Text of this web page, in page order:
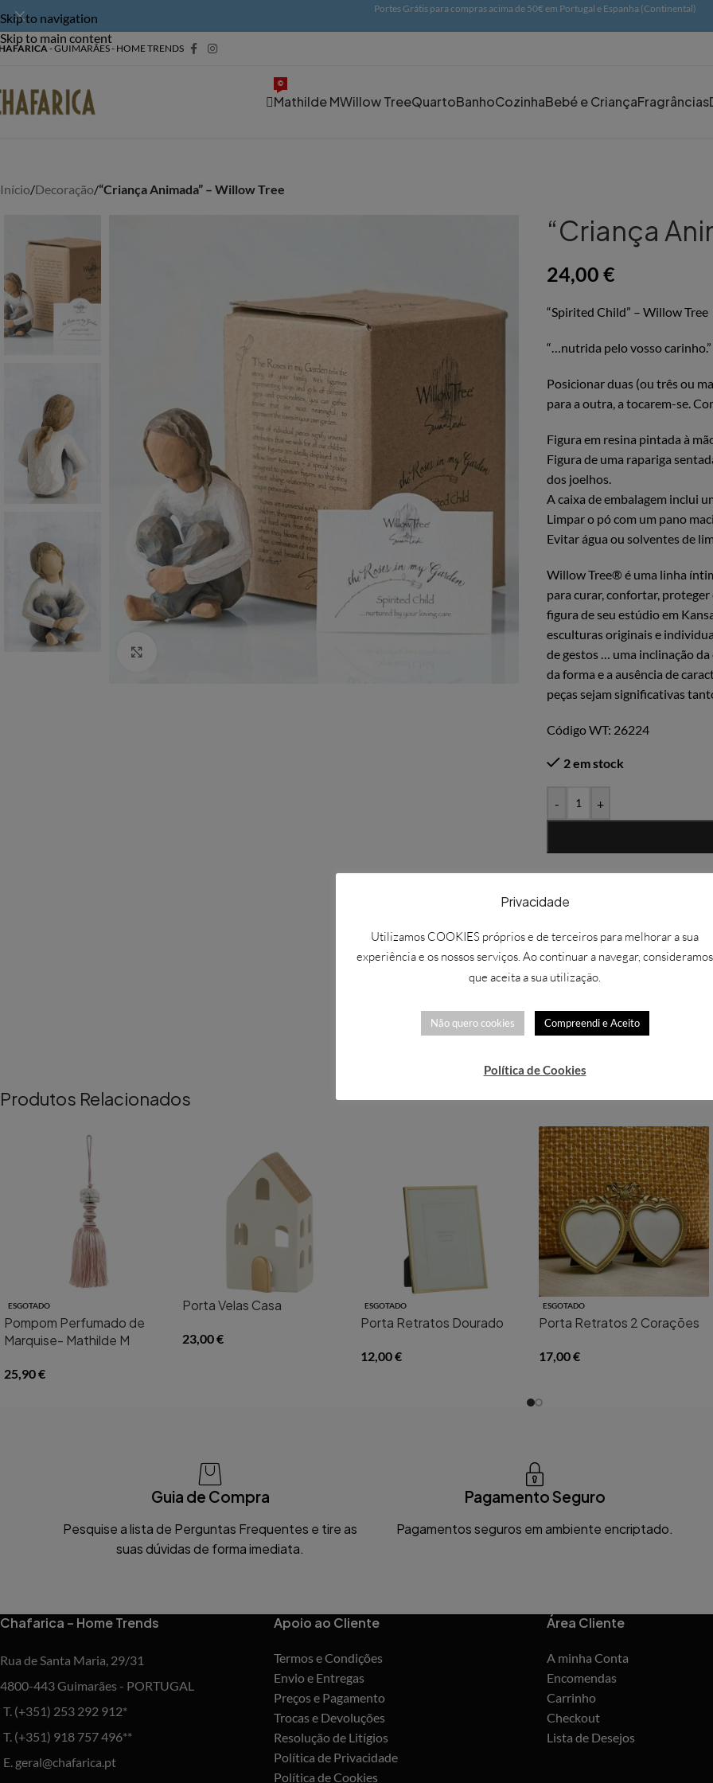
Skip to navigation
Skip to main content
Portes Grátis para compras acima de 50€ em Portugal e Espanha (Continental)
- GUIMARÃES - HOME TRENDS
Mathilde M
©
Willow TreeQuartoBanhoCozinhaBebé e CriançaFragrâncias
Início/Decoração/“Criança Animada” – Willow Tree
“Criança
24,00 €
“Spirited Child” – Willow Tree
“…nutrida pelo vosso carinho.”
Posicionar duas (ou três ou
para a outra, a tocarem-se.
Figura em resina pintada à
Figura de uma rapariga
dos joelhos.
A caixa de embalagem inclui
Limpar o pó com um pano
Evitar água ou solventes de
Willow Tree® é uma linha
para curar, confortar, proteger
figura de seu estúdio em
esculturas originais e
de gestos … uma inclinação
da forma e a ausência de
peças sejam significativas
Código WT: 26224
2 em stock
- +
Adicionar à Wishlist
Informação adicional
Avaliações (0)
Categorias:Decoração
Produtos Relacionados
ESGOTADO
Pompom Perfumado de
Marquise- Mathilde M
25,90€
Porta Velas Casa
23,00€
ESGOTADO
Porta Retratos Dourado
12,00€
ESGOTADO
Porta Retratos 2 Corações
17,00€
Guia de Compra
Pesquise a lista de Perguntas Frequentes e tire as
suas dúvidas de forma imediata.
Pagamento Seguro
Pagamentos seguros em ambiente encriptado.
Chafarica – Home Trends
Rua de Santa Maria, 29/31
4800-443 Guimarães - PORTUGAL
T. (+351) 253 292 912*
T. (+351) 918 757 496**
E. geral@chafarica.pt
Apoio ao Cliente
Termos e Condições
Envio e Entregas
Preços e Pagamento
Trocas e Devoluções
Resolução de Litígios
Política de Privacidade
Política de Cookies
Área Cliente
A minha Conta
Encomendas
Carrinho
Checkout
Lista de Desejos
Privacidade
Utilizamos COOKIES próprios e de terceiros para melhorar a sua
experiência e os nossos serviços. Ao continuar a navegar, consideramos
que aceita a sua utilização.
Não quero cookies Compreendi e Aceito
Política de Cookies